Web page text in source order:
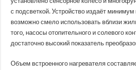
с подсветкой. Устройство издаёт
возможно смело использовать вблизи
того, насосы отопительного и солевого
достаточно высокий показатель
Объем встроенного нагревателя